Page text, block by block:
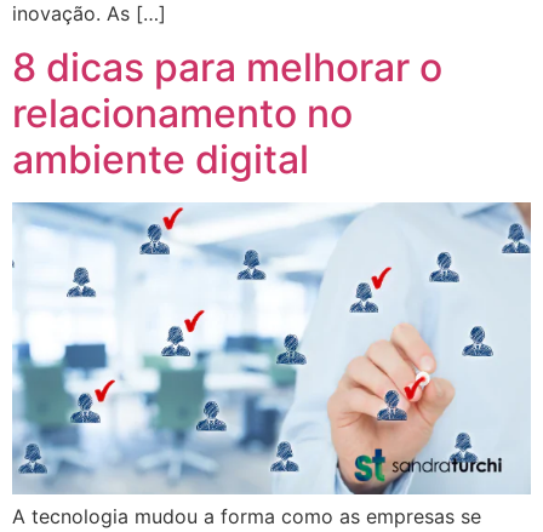
inovação. As […]
8 dicas para melhorar o
relacionamento no
ambiente digital
A tecnologia mudou a forma como as empresas se